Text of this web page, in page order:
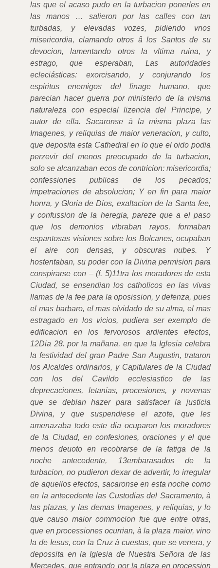
las que el acaso pudo en la turbacion ponerles en
las manos … salieron por las calles con tan
turbadas, y elevadas vozes, pidiendo vnos
misericordia, clamando otros â los Santos de su
devocion, lamentando otros la vltima ruina, y
estrago, que esperaban, Las autoridades
ecleciásticas: exorcisando, y conjurando los
espiritus enemigos del linage humano, que
parecian hacer guerra por ministerio de la misma
naturaleza con especial lizencia del Principe, y
autor de ella. Sacaronse à la misma plaza las
Imagenes, y reliquias de maior veneracion, y culto,
que deposita esta Cathedral en lo que el oido podia
perzevir del menos preocupado de la turbacion,
solo se alcanzaban ecos de contricion: misericordia;
confessiones publicas de los pecados;
impetraciones de absolucion; Y en fin para maior
honra, y Gloria de Dios, exaltacion de la Santa fee,
y confussion de la heregia, pareze que a el paso
que los demonios vibraban rayos, formaban
espantosas visiones sobre los Bolcanes, ocupaban
el aire con densas, y obscuras nubes. Y
hostentaban, su poder con la Divina permision para
conspirarse con – (f. 5)11tra los moradores de esta
Ciudad, se ensendian los catholicos en las vivas
llamas de la fee para la oposission, y defenza, pues
el mas barbaro, el mas olvidado de su alma, el mas
estragado en los vicios, pudiera ser exemplo de
edificacion en los fervorosos ardientes efectos,
12Dia 28. por la mañana, en que la Iglesia celebra
la festividad del gran Padre San Augustin, trataron
los Alcaldes ordinarios, y Capitulares de la Ciudad
con los del Cavildo ecclesiastico de las
deprecaciones, letanias, procesiones, y novenas
que se debian hazer para satisfacer la justicia
Divina, y que suspendiese el azote, que les
amenazaba todo este dia ocuparon los moradores
de la Ciudad, en confesiones, oraciones y el que
menos deuoto en recobrarse de la fatiga de la
noche antecedente, 13embarasados de la
turbacion, no pudieron dexar de advertir, lo irregular
de aquellos efectos, sacaronse en esta noche como
en la antecedente las Custodias del Sacramento, à
las plazas, y las demas Imagenes, y reliquias, y lo
que causo maior commocion fue que entre otras,
que en processiones ocurrian, à la plaza maior, vino
la de Iesus, con la Cruz à cuestas, que se venera, y
depossita en la Iglesia de Nuestra Señora de las
Mercedes, que entrando por la plaza en procession